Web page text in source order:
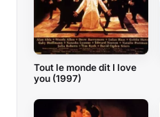
Tout le monde dit I love
you (1997)